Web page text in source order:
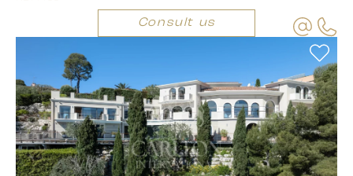
Consult us